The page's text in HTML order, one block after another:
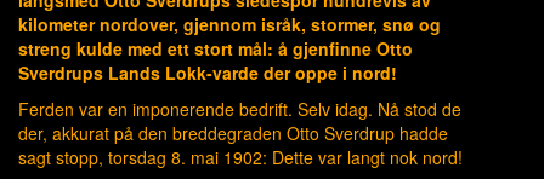
kilometer nordover, gjennom isråk, stormer, snø og
streng kulde med ett stort mål: å gjenfinne Otto
Sverdrups Lands Lokk-varde der oppe i nord!
Ferden var en imponerende bedrift. Selv idag. Nå stod de
der, akkurat på den breddegraden Otto Sverdrup hadde
sagt stopp, torsdag 8. mai 1902: Dette var langt nok nord!